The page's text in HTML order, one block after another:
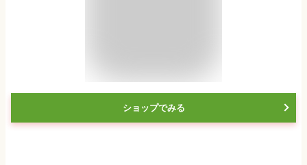
ショップでみる